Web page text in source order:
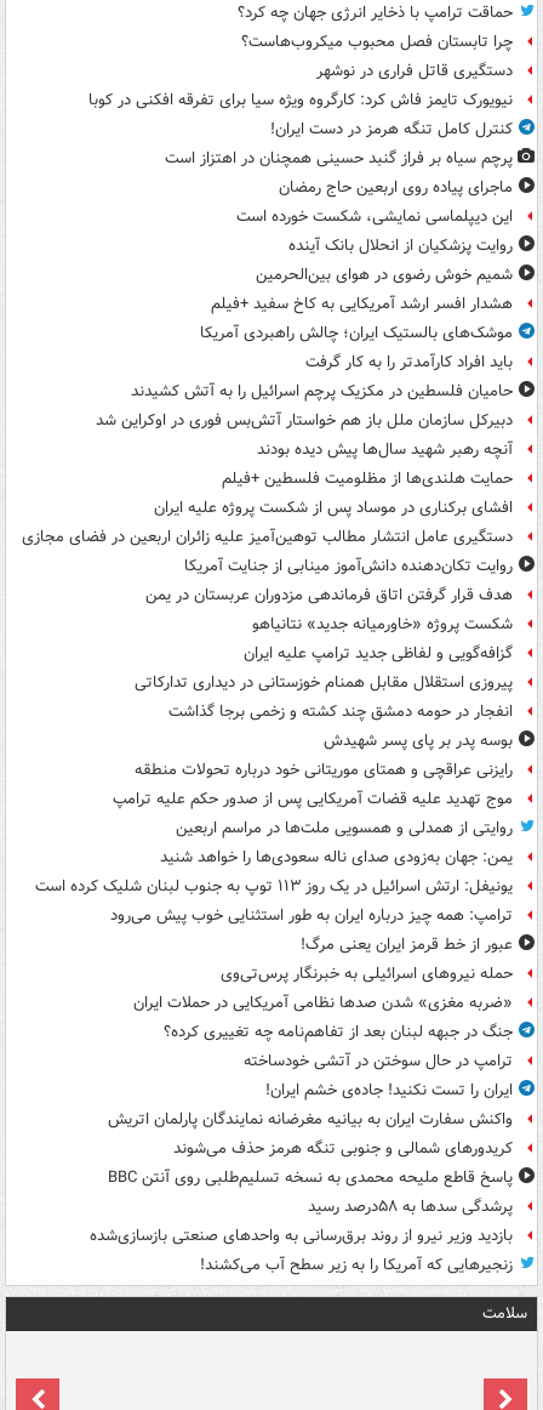
حماقت ترامپ با ذخایر انرژی جهان چه کرد؟
چرا تابستان فصل محبوب میکروب‌هاست؟
دستگیری قاتل فراری در نوشهر
نیویورک تایمز فاش کرد: کارگروه ویژه سیا برای تفرقه افکنی در کوبا
کنترل کامل تنگه هرمز در دست ایران!
پرچم سیاه بر فراز گنبد حسینی همچنان در اهتزاز است
ماجرای پیاده روی اربعین حاج رمضان
این دیپلماسی نمایشی، شکست خورده است
روایت پزشکیان از انحلال بانک آینده
شمیم خوش رضوی در هوای بین‌الحرمین
هشدار افسر ارشد آمریکایی به کاخ سفید +فیلم
موشک‌های بالستیک ایران؛ چالش راهبردی آمریکا
باید افراد کارآمدتر را به کار گرفت
حامیان فلسطین در مکزیک پرچم اسرائیل را به آتش کشیدند
دبیرکل سازمان ملل باز هم خواستار آتش‌بس فوری در اوکراین شد
آنچه رهبر شهید سال‌ها پیش دیده بودند
حمایت هلندی‌ها از مظلومیت فلسطین +فیلم
افشای برکناری در موساد پس از شکست پروژه علیه ایران
دستگیری عامل انتشار مطالب توهین‌آمیز علیه زائران اربعین در فضای مجازی
روایت تکان‌دهنده دانش‌آموز مینابی از جنایت آمریکا
هدف قرار گرفتن اتاق‌ فرماندهی مزدوران عربستان در یمن
شکست پروژه «خاورمیانه جدید» نتانیاهو
گزافه‌گویی و لفاظی جدید ترامپ علیه ایران
پیروزی استقلال مقابل همنام خوزستانی در دیداری تدارکاتی
انفجار در حومه دمشق چند کشته و زخمی برجا گذاشت
بوسه‌ پدر بر پای پسر شهیدش
رایزنی عراقچی و همتای موریتانی خود درباره تحولات منطقه
موج تهدید علیه قضات آمریکایی پس از صدور حکم علیه ترامپ
روایتی از همدلی و همسویی ملت‌ها در مراسم اربعین
یمن: جهان به‌زودی صدای ناله سعودی‌ها را خواهد شنید
یونیفل: ارتش اسرائیل در یک روز ۱۱۳ توپ به جنوب لبنان شلیک کرده است
ترامپ: همه چیز درباره ایران به طور استثنایی خوب پیش می‌رود
عبور از خط قرمز ایران یعنی مرگ!
حمله نیروهای اسرائیلی به خبرنگار پرس‌تی‌وی
«ضربه مغزی» شدن صدها نظامی آمریکایی در حملات ایران
جنگ در جبهه لبنان بعد از تفاهم‌نامه چه تغییری کرده؟
ترامپ در حال سوختن در آتشی خودساخته
ایران را تست نکنید! جاده‌ی خشم ایران!
واکنش سفارت ایران به بیانیه مغرضانه نمایندگان پارلمان اتریش
کریدورهای شمالی و جنوبی تنگه هرمز حذف می‌شوند
پاسخ قاطع ملیحه محمدی به نسخه تسلیم‌طلبی روی آنتن BBC
پرشدگی سدها به ۵۸درصد رسید
بازدید وزیر نیرو از روند برق‌رسانی به واحدهای صنعتی بازسازی‌شده
زنجیرهایی که آمریکا را به زیر سطح آب می‌کشند!
سلامت